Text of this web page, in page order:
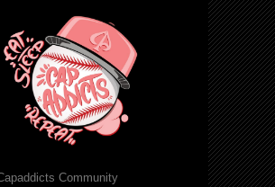
Community